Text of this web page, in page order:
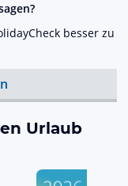
besser zu
Urlaub